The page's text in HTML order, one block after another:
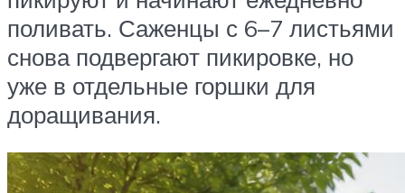
поливать. Саженцы с 6–7 листьями
снова подвергают пикировке, но
уже в отдельные горшки для
доращивания.